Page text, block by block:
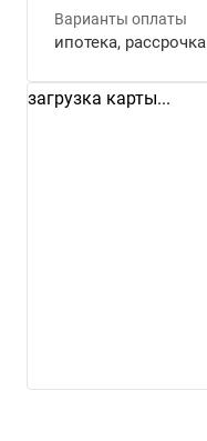
Варианты оплаты
ипотека, рассрочка
загрузка карты...